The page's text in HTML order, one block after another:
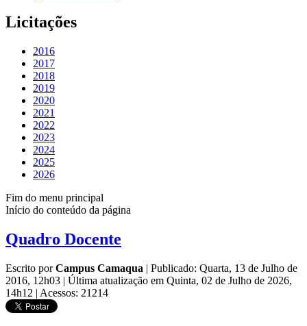
Licitações
2016
2017
2018
2019
2020
2021
2022
2023
2024
2025
2026
Fim do menu principal
Início do conteúdo da página
Quadro Docente
Escrito porCampus Camaqua | Publicado: Quarta, 13 de Julho de
2016, 12h03 | Última atualização em Quinta, 02 de Julho de 2026,
14h12 | Acessos: 21214